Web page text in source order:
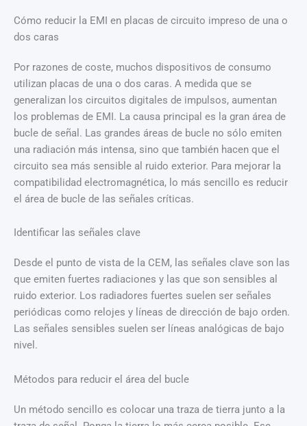
Cómo reducir la EMI en placas de circuito impreso de una o
dos caras
Por razones de coste, muchos dispositivos de consumo
utilizan placas de una o dos caras. A medida que se
generalizan los circuitos digitales de impulsos, aumentan
los problemas de EMI. La causa principal es la gran área de
bucle de señal. Las grandes áreas de bucle no sólo emiten
una radiación más intensa, sino que también hacen que el
circuito sea más sensible al ruido exterior. Para mejorar la
compatibilidad electromagnética, lo más sencillo es reducir
el área de bucle de las señales críticas.
Identificar las señales clave
Desde el punto de vista de la CEM, las señales clave son las
que emiten fuertes radiaciones y las que son sensibles al
ruido exterior. Los radiadores fuertes suelen ser señales
periódicas como relojes y líneas de dirección de bajo orden.
Las señales sensibles suelen ser líneas analógicas de bajo
nivel.
Métodos para reducir el área del bucle
Un método sencillo es colocar una traza de tierra junto a la